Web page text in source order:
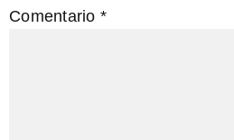
Comentario *